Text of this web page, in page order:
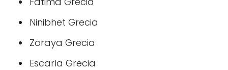
Ninibhet Grecia
Zoraya Grecia
Escarla Grecia